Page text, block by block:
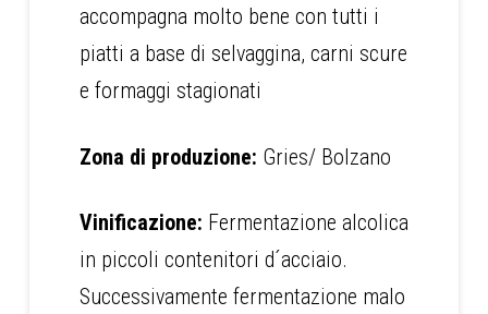
accompagna molto bene con tutti i
piatti a base di selvaggina, carni scure
e formaggi stagionati
Zona di produzione: Gries/ Bolzano
Vinificazione: Fermentazione alcolica
in piccoli contenitori d´acciaio.
Successivamente fermentazione malo